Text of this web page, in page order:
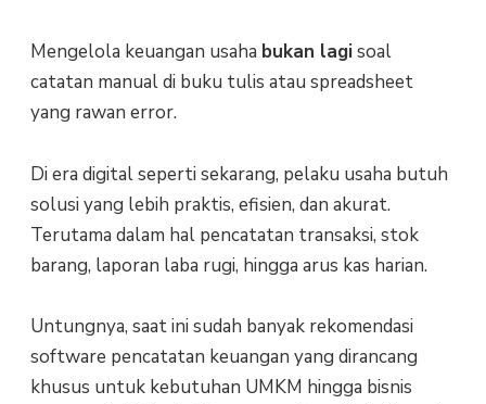
Mengelola keuangan usaha bukan lagisoal
catatan manual di buku tulis atau spreadsheet
yang rawan error.
Di era digital seperti sekarang, pelaku usaha butuh
solusi yang lebih praktis, efisien, dan akurat.
Terutama dalam hal pencatatan transaksi, stok
barang, laporan laba rugi, hingga arus kas harian.
Untungnya, saat ini sudah banyak rekomendasi
software pencatatan keuangan yang dirancang
khusus untuk kebutuhan UMKM hingga bisnis